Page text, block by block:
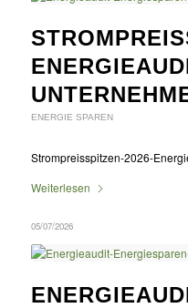
ENERGIE SPAREN
Strompreisspitzen-2026-
Weiterlesen
05/07/2026